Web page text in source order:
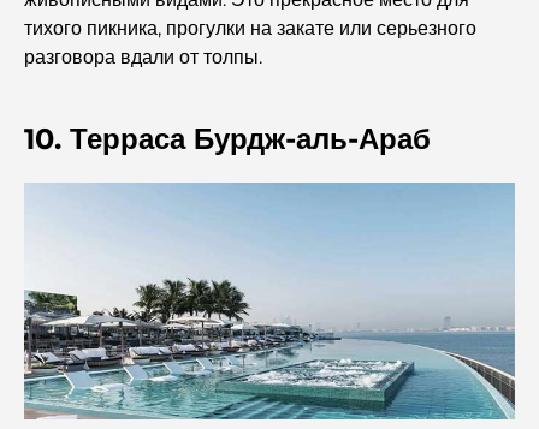
Как выбрать финансового консультанта в Дубае?
Самые дорогие обручальные кольца в мире
родителей
Знакомые достопримечательности Абу-Даби:
знакомство с ними
тихого пикника, прогулки на закате или серьезного
разговора вдали от толпы.
10. Терраса Бурдж-аль-Араб